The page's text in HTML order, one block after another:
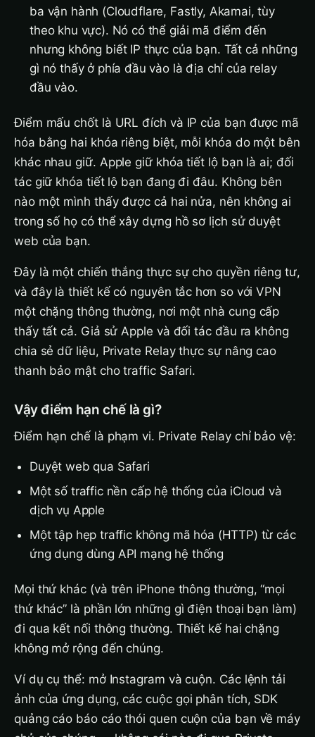
ba vận hành (Cloudflare, Fastly, Akamai, tùy
theo khu vực). Nó có thể giải mã điểm đến
nhưng không biết IP thực của bạn. Tất cả những
gì nó thấy ở phía đầu vào là địa chỉ của relay
đầu vào.
Điểm mấu chốt là URL đích và IP của bạn được mã
hóa bằng hai khóa riêng biệt, mỗi khóa do một bên
khác nhau giữ. Apple giữ khóa tiết lộ bạn là ai; đối
tác giữ khóa tiết lộ bạn đang đi đâu. Không bên
nào một mình thấy được cả hai nửa, nên không ai
trong số họ có thể xây dựng hồ sơ lịch sử duyệt
web của bạn.
Đây là một chiến thắng thực sự cho quyền riêng tư,
và đây là thiết kế có nguyên tắc hơn so với VPN
một chặng thông thường, nơi một nhà cung cấp
thấy tất cả. Giả sử Apple và đối tác đầu ra không
chia sẻ dữ liệu, Private Relay thực sự nâng cao
thanh bảo mật cho traffic Safari.
Vậy điểm hạn chế là gì?
Điểm hạn chế là phạm vi. Private Relay chỉ bảo vệ:
Duyệt web qua Safari
Một số traffic nền cấp hệ thống của iCloud và
dịch vụ Apple
Một tập hẹp traffic không mã hóa (HTTP) từ các
ứng dụng dùng API mạng hệ thống
Mọi thứ khác (và trên iPhone thông thường, “mọi
thứ khác” là phần lớn những gì điện thoại bạn làm)
đi qua kết nối thông thường. Thiết kế hai chặng
không mở rộng đến chúng.
Ví dụ cụ thể: mở Instagram và cuộn. Các lệnh tải
ảnh của ứng dụng, các cuộc gọi phân tích, SDK
quảng cáo báo cáo thói quen cuộn của bạn về máy